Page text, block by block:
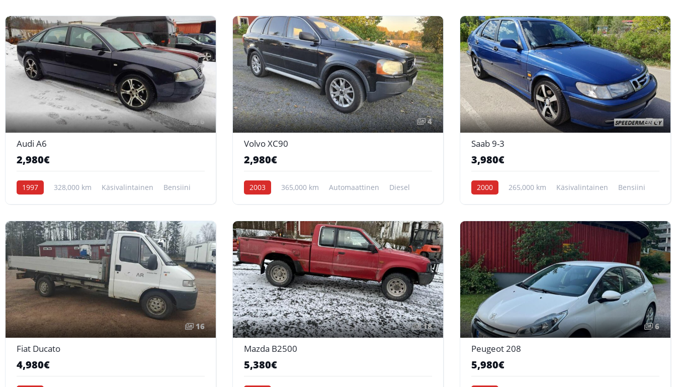
6
Audi A6
2,980€
1997 328,000 km Käsivalintainen Bensiini
4
Volvo XC90
2,980€
2003 365,000 km Automaattinen Diesel
6
Saab 9-3
3,980€
2000 265,000 km Käsivalintainen Bensiini
16
Fiat Ducato
4,980€
18
Mazda B2500
5,380€
6
Peugeot 208
5,980€